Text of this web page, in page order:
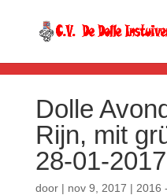
Dolle
Rijn, mit
28-01-2017
door | nov 9, 2017 | 2016